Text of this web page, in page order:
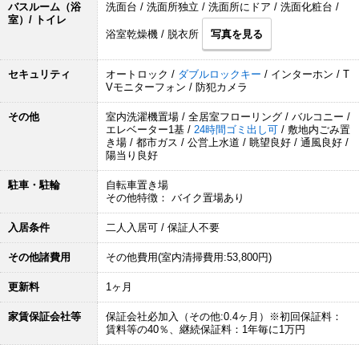
バスルーム（浴
室）/ トイレ
洗面台 / 洗面所独立 / 洗面所にドア / 洗面化粧台 /
浴室乾燥機 / 脱衣所 写真を見る
セキュリティ オートロック / ダブルロックキー / インターホン / T
Vモニターフォン / 防犯カメラ
その他
室内洗濯機置場 / 全居室フローリング / バルコニー /
エレベーター1基 / 24時間ゴミ出し可 / 敷地内ごみ置
き場 / 都市ガス / 公営上水道 / 眺望良好 / 通風良好 /
陽当り良好
駐車・駐輪
自転車置き場
その他特徴： バイク置場あり
入居条件 二人入居可 / 保証人不要
その他諸費用 その他費用(室内清掃費用:53,800円)
更新料 1ヶ月
家賃保証会社等
保証会社必加入（その他:0.4ヶ月）※初回保証料：
賃料等の40％、継続保証料：1年毎に1万円